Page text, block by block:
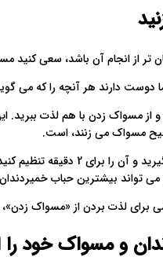
از انجام آن باشد، سعی کنید
دوست دارند هر آنچه را که می
و از مسواک زدن با هم لذت ببرید.
مسواک می زنند، است.
ایده خوبی است که یک
تواند بیشترین حباب خمیردندان
لذت بردن از «مسواک زدن»،